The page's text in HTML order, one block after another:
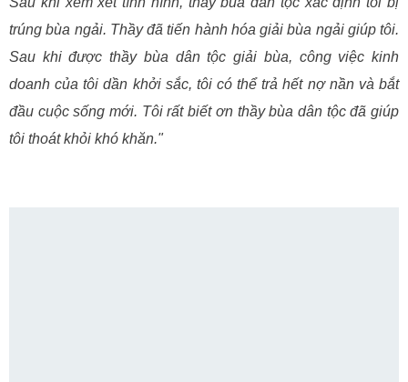
trúng bùa ngải. Thầy đã tiến hành hóa giải bùa ngải giúp tôi.
Sau khi được thầy bùa dân tộc giải bùa, công việc kinh
doanh của tôi dần khởi sắc, tôi có thể trả hết nợ nần và bắt
đầu cuộc sống mới. Tôi rất biết ơn thầy bùa dân tộc đã giúp
tôi thoát khỏi khó khăn."